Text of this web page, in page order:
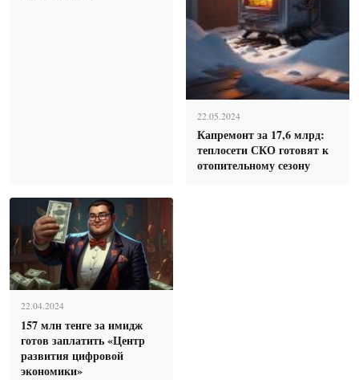
22.05.2024
Капремонт за 17,6 млрд:
теплосети СКО готовят к
отопительному сезону
22.04.2024
157 млн тенге за имидж
готов заплатить «Центр
развития цифровой
экономики»